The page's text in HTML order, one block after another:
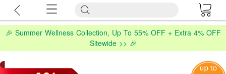
🎉 Summer Wellness Collection, Up To 55% OFF + Extra 4% OFF
Sitewide >> 🎉